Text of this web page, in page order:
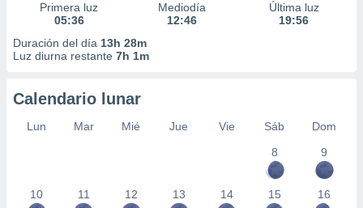
Primera luz
05:36
Mediodía
12:46
Última luz
19:56
Duración del día 13h 28m
Luz diurna restante 7h 1m
Calendario lunar
Lun Mar Mié Jue Vie Sáb
Dom
8
9
10 11 12 13 14 15 16